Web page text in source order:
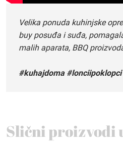
Velika ponuda kuhinjske
buy posuđa i suđa,
malih aparata, BBQ
#kuhajdoma #lonciipoklopci
Slični proizvodi